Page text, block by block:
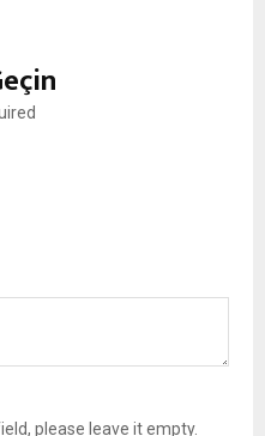
please leave it empty.